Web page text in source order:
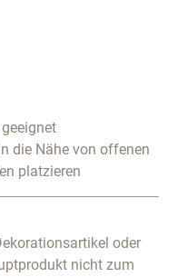
die Nähe von offenen
platzieren
oder
nicht zum